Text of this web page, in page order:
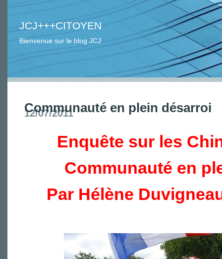
JCJ+++CITOYEN
Bienvenue sur le blog JCJ
12/07/2011
Communauté en plein désarroi
Enquête sur les
Communauté en
Par Hélène